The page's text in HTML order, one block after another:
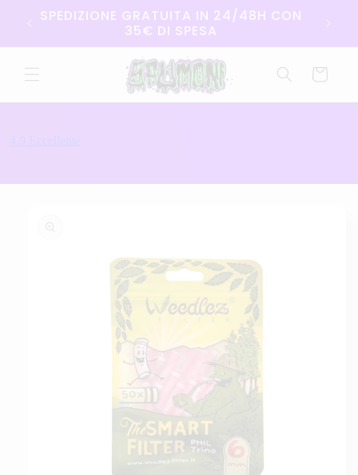
direttamente
SPEDIZIONE GRATUITA IN 24/48H CON
35€ DI SPESA
Carrello